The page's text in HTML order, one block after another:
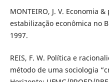
MONTEIRO, J. V. Economia
estabilização econômica no
1997.
REIS, F. W. Política e
método de uma sociologia